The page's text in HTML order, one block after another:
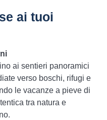
ai tuoi
ai sentieri panoramici
verso boschi, rifugi e
le vacanze a pieve di
tra natura e